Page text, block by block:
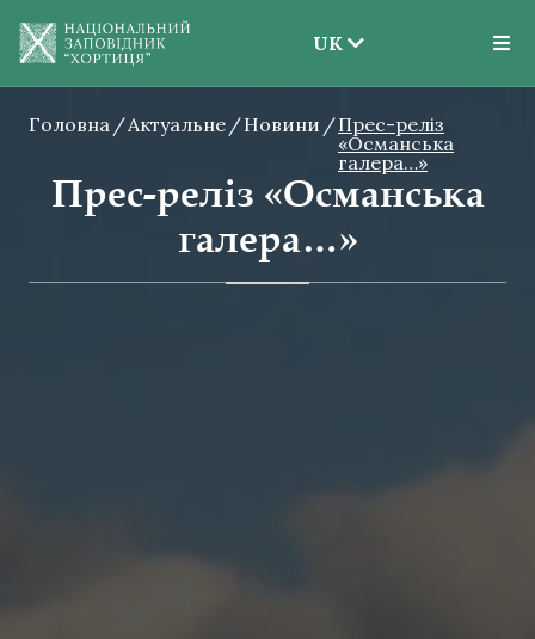
UK
EN
UK
Головна Актуальне Новини
Прес-реліз
«Османська
галера…»
Прес-реліз «Османська
галера…»